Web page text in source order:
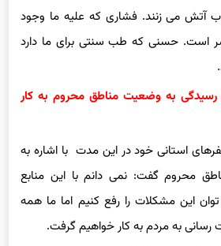
آتش می زنند. فشاری که علیه ما وجود
است. حسنی که طب سنتی برای ما دارد
به وضعیت مناطق محروم به کار
استانی خود در این مدت با اشاره به
محروم گفت: نمی دانم با این منابع
این مشکلات را رفع کنیم اما ما همه
به مردم به کار خواهیم گرفت.